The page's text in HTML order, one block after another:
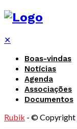
✕
Boas-vindas
Notícias
Agenda
Associações
Documentos
Rubik - © Copyright